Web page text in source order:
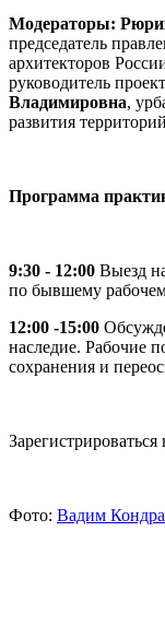
Модераторы:
председатель
архитекторов
руководитель
Владимировна,
развития
Программа
9:30 - 12:00 Выезд
по бывшему
12:00 -15:00
наследие. Рабочие
сохранения и
Фото: Вадим